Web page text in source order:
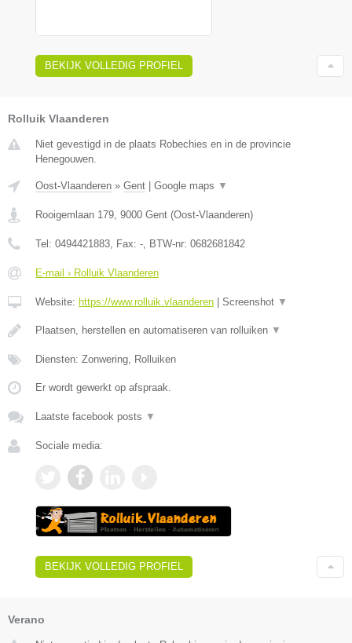
BEKIJK VOLLEDIG PROFIEL
Rolluik Vlaanderen
Niet gevestigd in de plaats Robechies en in de provincie
Henegouwen.
Oost-Vlaanderen » Gent Google maps ▼
Rooigemlaan 179, 9000 Gent (Oost-Vlaanderen)
Tel: 0494421883, Fax: -, BTW-nr: 0682681842
E-mail › Rolluik Vlaanderen
Website: https://www.rolluik.vlaanderen Screenshot ▼
Plaatsen, herstellen en automatiseren van rolluiken ▼
Diensten: Zonwering, Rolluiken
Er wordt gewerkt op afspraak.
Laatste facebook posts ▼
Sociale media:
BEKIJK VOLLEDIG PROFIEL
Verano